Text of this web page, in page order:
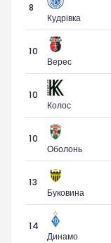
8
Кудрівка
10
Верес
10
Колос
10
Оболонь
13
Буковина
14
Динамо